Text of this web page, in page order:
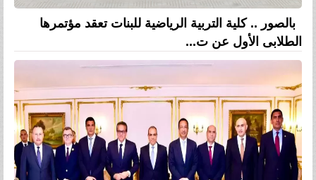
بالصور .. كلية التربية الرياضية للبنات تعقد مؤتمرها
الطلابى الأول عن ت...